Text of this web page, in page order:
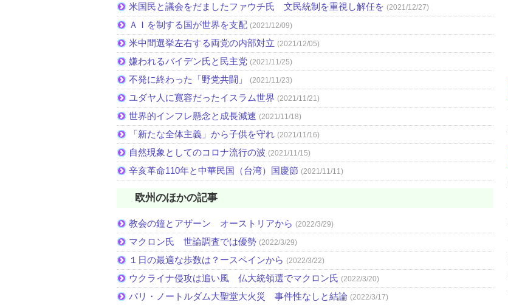
米国民と議会をだましたファウチ氏 文民統制を重視し解任を (2021/12/27)
ＡＩを制する国が世界を支配 (2021/12/09)
米中間選挙左右する両党の内部対立 (2021/12/05)
嫌われるバイデン氏と民主党 (2021/11/25)
不発に終わった「野党共闘」 (2021/11/23)
ユダヤ人に寛容だったイスラム世界 (2021/11/21)
世界的インフレ懸念と成長減速 (2021/11/18)
「新たな全体主義」から子供を守れ (2021/11/16)
自然現象としてのコロナ流行の波 (2021/11/15)
辛亥革命110年と中華民国（台湾）国慶節 (2021/11/11)
欧州のほかの記事
教会の鐘とアザーン オーストリアから (2022/3/29)
マクロン氏 世論調査では優勢 (2022/3/29)
１日の最適な歩数は？ースペインから (2022/3/22)
ウクライナ侵攻は追い風 仏大統領選でマクロン氏 (2022/3/20)
パリ・ノートルダム大聖堂大火災 事件性なしと結論 (2022/3/17)